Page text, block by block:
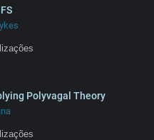
Polyvagal Theory